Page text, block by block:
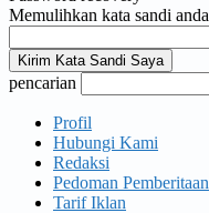
Memulihkan kata sandi anda
pencarian
Profil
Hubungi Kami
Redaksi
Pedoman Pemberitaan
Tarif Iklan